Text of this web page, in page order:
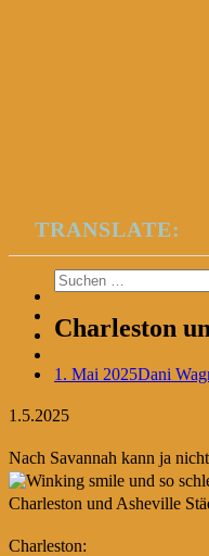
TRANSLATE:
Suchen
nach:
Charleston
1. Mai 2025Dani
1.5.2025
Nach Savannah kann ja
und so
Charleston und Asheville
Charleston: